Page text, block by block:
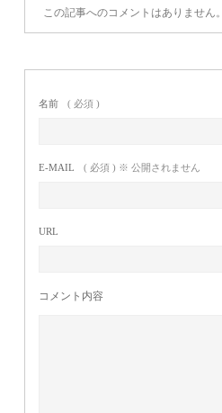
この記事へのコメントはありません。
名前 ( 必須 )
E-MAIL ( 必須 ) ※ 公開されません
URL
コメント内容